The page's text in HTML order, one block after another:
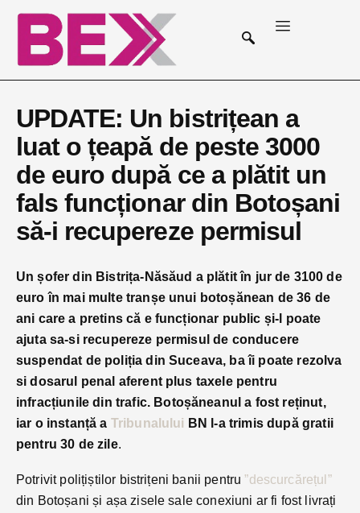
UPDATE: Un bistrițean a
luat o țeapă de peste 3000
de euro după ce a plătit un
fals funcționar din Botoșani
să-i recupereze permisul
Un șofer din Bistrița-Năsăud a plătit în jur de 3100 de
euro în mai multe tranșe unui botoșănean de 36 de
ani care a pretins că e funcționar public și-l poate
ajuta sa-si recupereze permisul de conducere
suspendat de poliția din Suceava, ba îi poate rezolva
si dosarul penal aferent plus taxele pentru
infracțiunile din trafic. Botoșăneanul a fost reținut,
iar o instanță a Tribunalului BN l-a trimis după gratii
pentru 30 de zile.
Potrivit polițiștilor bistrițeni banii pentru ”descurcărețul”
din Botoșani și așa zisele sale conexiuni ar fi fost livrați